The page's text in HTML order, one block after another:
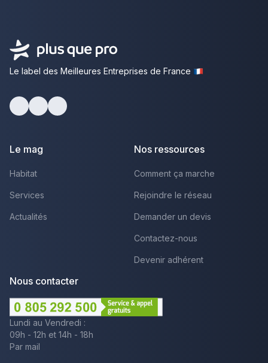
Le label des Meilleures Entreprises de France
Le mag
Habitat
Services
Actualités
Nos ressources
Comment ça marche
Rejoindre le réseau
Demander un devis
Contactez-nous
Devenir adhérent
Nous contacter
Lundi au Vendredi :
09h - 12h et 14h - 18h
Par mail